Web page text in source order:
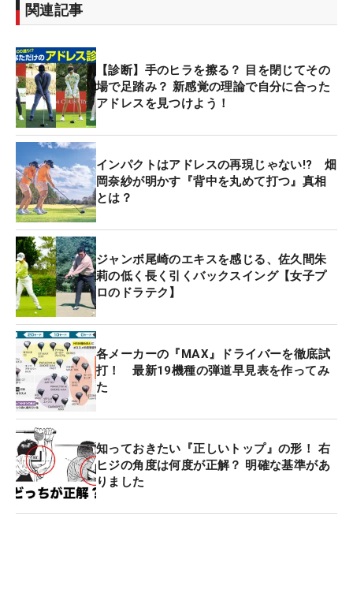
関連記事
【診断】手のヒラを擦る？ 目を閉じてその
場で足踏み？ 新感覚の理論で自分に合った
アドレスを見つけよう！
インパクトはアドレスの再現じゃない!? 畑
岡奈紗が明かす『背中を丸めて打つ』真相
とは？
ジャンボ尾崎のエキスを感じる、佐久間朱
莉の低く長く引くバックスイング【女子プ
ロのドラテク】
各メーカーの『MAX』ドライバーを徹底試
打！ 最新19機種の弾道早見表を作ってみ
た
知っておきたい『正しいトップ』の形！ 右
ヒジの角度は何度が正解？ 明確な基準があ
りました